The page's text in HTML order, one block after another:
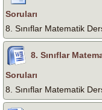
Soruları
8. Sınıflar Matematik
8. Sınıflar
Soruları
8. Sınıflar Matematik